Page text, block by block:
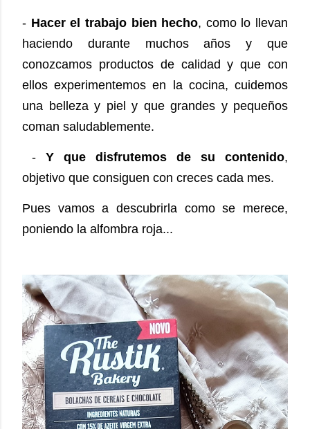
- Hacer el trabajo bien hecho, como lo llevan
haciendo durante muchos años y que
conozcamos productos de calidad y que con
ellos experimentemos en la cocina, cuidemos
una belleza y piel y que grandes y pequeños
coman saludablemente.
- Y que disfrutemos de su contenido,
objetivo que consiguen con creces cada mes.
Pues vamos a descubrirla como se merece,
poniendo la alfombra roja...